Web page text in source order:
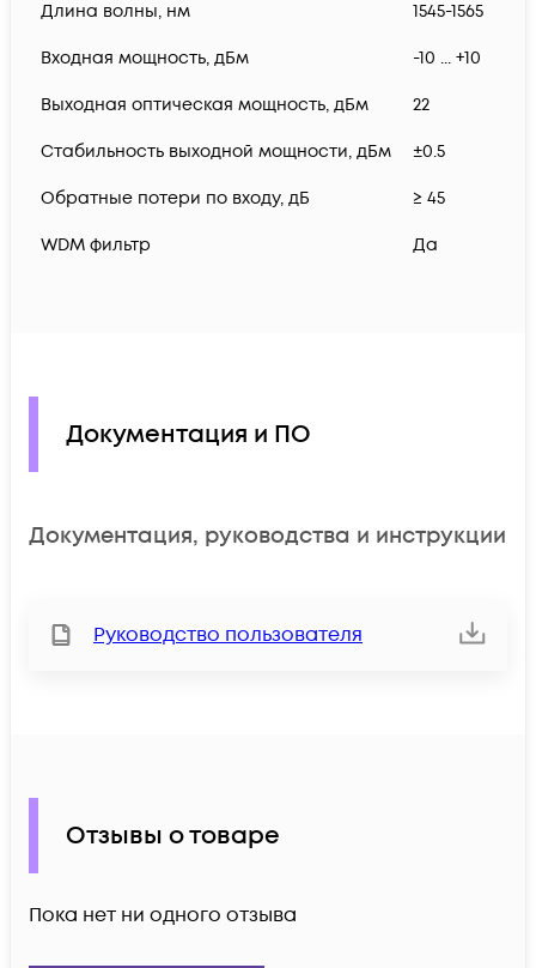
Длина волны, нм 1545-1565
Входная мощность, дБм -10 ... +10
Выходная оптическая мощность, дБм 22
Стабильность выходной мощности, дБм ±0.5
Обратные потери по входу, дБ ≥ 45
WDM фильтр Да
Документация и ПО
Документация, руководства и инструкции
Руководство пользователя
Отзывы о товаре
Пока нет ни одного отзыва